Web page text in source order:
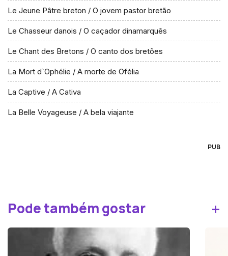
Le Jeune Pâtre breton / O jovem pastor bretão
Le Chasseur danois / O caçador dinamarquês
Le Chant des Bretons / O canto dos bretões
La Mort d`Ophélie / A morte de Ofélia
La Captive / A Cativa
La Belle Voyageuse / A bela viajante
PUB
Pode também gostar +